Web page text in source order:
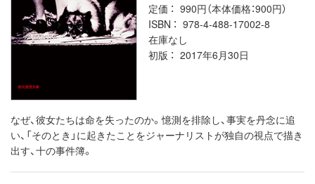
定価
990円（本体価格：900円）
ISBN
978-4-488-17002-8
在庫なし
初版
2017年6月30日
なぜ、彼女たちは命を失ったのか。憶測を排除し、事実を丹念に追
い、「そのとき」に起きたことをジャーナリストが独自の視点で描き
出す、十の事件簿。